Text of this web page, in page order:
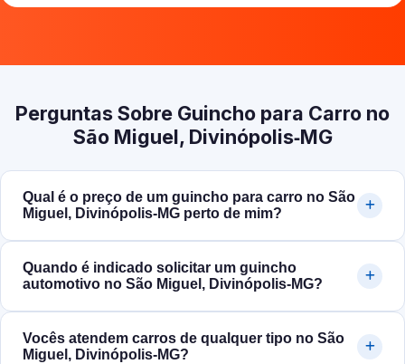
Perguntas Sobre Guincho para Carro no
São Miguel, Divinópolis‑MG
Qual é o preço de um guincho para carro no São
Miguel, Divinópolis‑MG perto de mim?
Quando é indicado solicitar um guincho
automotivo no São Miguel, Divinópolis‑MG?
Vocês atendem carros de qualquer tipo no São
Miguel, Divinópolis‑MG?